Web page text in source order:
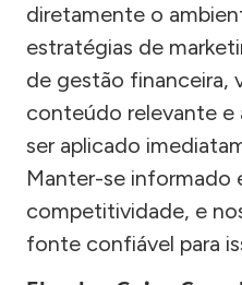
diretamente o
estratégias de
de gestão financeira,
conteúdo relevante
ser aplicado
Manter-se informado
competitividade, e
fonte confiável para